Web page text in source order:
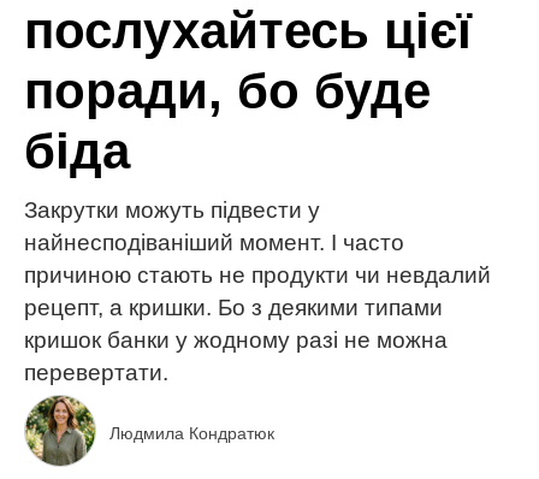
послухайтесь цієї
поради, бо буде
біда
Закрутки можуть підвести у
найнесподіваніший момент. І часто
причиною стають не продукти чи невдалий
рецепт, а кришки. Бо з деякими типами
кришок банки у жодному разі не можна
перевертати.
Людмила Кондратюк